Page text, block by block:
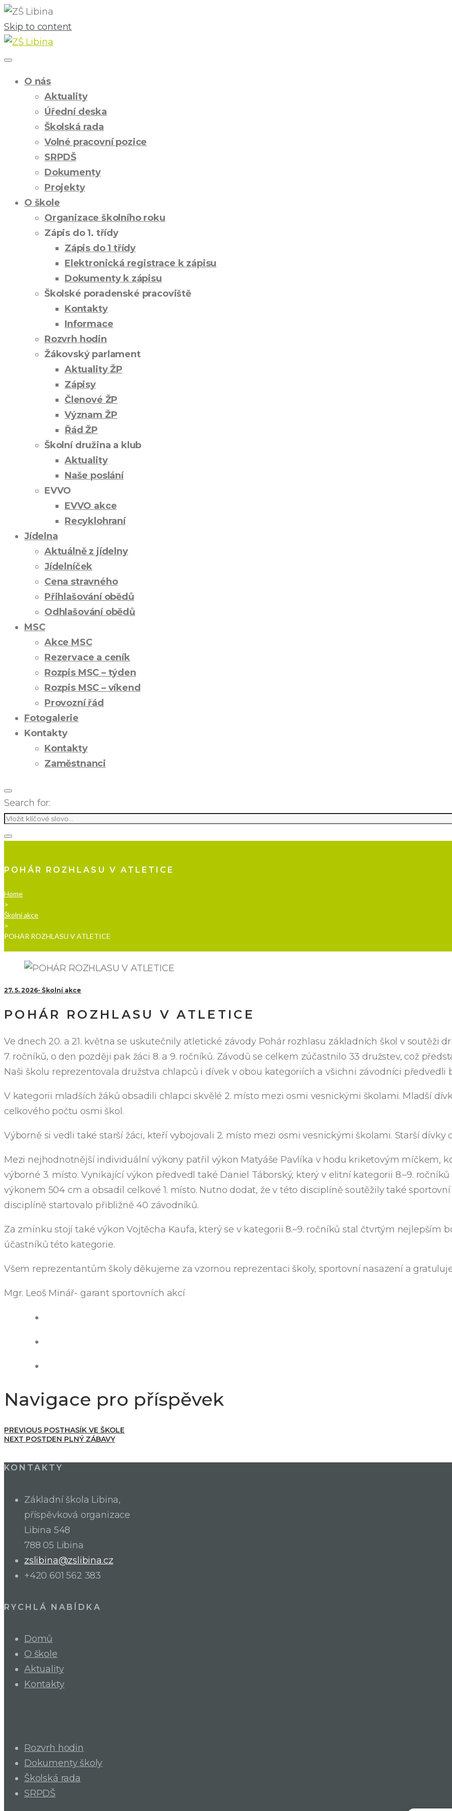
Skip to content
O nás
Aktuality
Úřední deska
Školská rada
Volné pracovní pozice
SRPDŠ
Dokumenty
Projekty
O škole
Organizace školního roku
Zápis do 1. třídy
Zápis do 1 třídy
Elektronická registrace k zápisu
Dokumenty k zápisu
Školské poradenské pracoviště
Kontakty
Informace
Rozvrh hodin
Žákovský parlament
Aktuality ŽP
Zápisy
Členové ŽP
Význam ŽP
Řád ŽP
Školní družina a klub
Aktuality
Naše poslání
EVVO
EVVO akce
Recyklohraní
Jídelna
Aktuálně z jídelny
Jídelníček
Cena stravného
Přihlašování obědů
Odhlašování obědů
MSC
Akce MSC
Rezervace a ceník
Rozpis MSC – týden
Rozpis MSC – víkend
Provozní řád
Fotogalerie
Kontakty
Kontakty
Zaměstnanci
Search for:
POHÁR ROZHLASU V ATLETICE
Home
>
Školní akce
>
POHÁR ROZHLASU V ATLETICE
27. 5. 2026 Školní akce
POHÁR ROZHLASU V ATLETICE
Ve dnech 20. a 21. května se uskutečnily atletické závody Pohár rozhlasu základních škol v soutěži
7. ročníků, o den později pak žáci 8. a 9. ročníků. Závodů se celkem zúčastnilo 33 družstev, což
Naši školu reprezentovala družstva chlapců i dívek v obou kategoriích a všichni závodníci předvedli
V kategorii mladších žáků obsadili chlapci skvělé 2. místo mezi osmi vesnickými školami. Mladší
celkového počtu osmi škol.
Výborně si vedli také starší žáci, kteří vybojovali 2. místo mezi osmi vesnickými školami. Starší dívky
Mezi nejhodnotnější individuální výkony patřil výkon Matyáše Pavlíka v hodu kriketovým míčkem,
výborné 3. místo. Vynikající výkon předvedl také Daniel Táborský, který v elitní kategorii 8.–9.
výkonem 504 cm a obsadil celkové 1. místo. Nutno dodat, že v této disciplíně soutěžily také
disciplíně startovalo přibližně 40 závodníků.
Za zmínku stojí také výkon Vojtěcha Kaufa, který se v kategorii 8.–9. ročníků stal čtvrtým nejlepším
účastníků této kategorie.
Všem reprezentantům školy děkujeme za vzornou reprezentaci školy, sportovní nasazení a
Mgr. Leoš Minář- garant sportovních akcí
Navigace pro příspěvek
PREVIOUS POSTHASÍK VE ŠKOLE
NEXT POSTDEN PLNÝ ZÁBAVY
KONTAKTY
Základní škola Libina,
příspěvková organizace
Libina 548
788 05 Libina
zslibina@zslibina.cz
+420 601 562 383
RYCHLÁ NABÍDKA
Domů
O škole
Aktuality
Kontakty
Rozvrh hodin
Dokumenty školy
Školská rada
SRPDŠ